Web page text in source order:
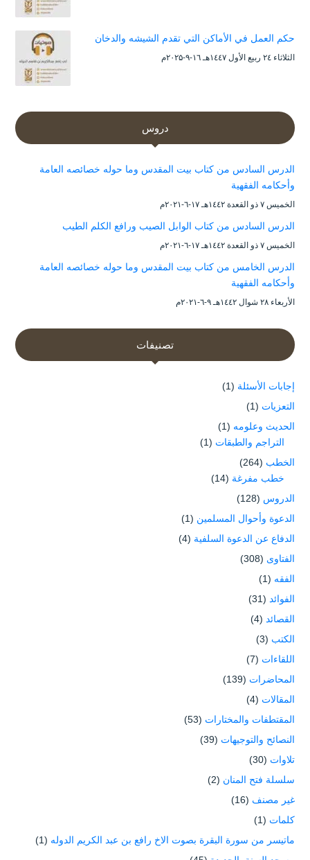
حكم العمل في الأماكن التي تقدم الشيشه والدخان
الثلاثاء ۲٤ ربيع الأول ۱٤٤۷هـ ۱٦-۹-۲۰۲۵م
دروس
الدرس السادس من كتاب بيت المقدس وما حوله خصائصه العامة
وأحكامه الفقهية
الخميس ۷ ذو القعدة ۱٤٤۲هـ ۱۷-٦-۲۰۲۱م
الدرس السادس من كتاب الوابل الصيب ورافع الكلم الطيب
الخميس ۷ ذو القعدة ۱٤٤۲هـ ۱۷-٦-۲۰۲۱م
الدرس الخامس من كتاب بيت المقدس وما حوله خصائصه العامة
وأحكامه الفقهية
الأربعاء ۲۸ شوال ۱٤٤۲هـ ۹-٦-۲۰۲۱م
تصنيفات
إجابات الأسئلة (1)
التعزيات (1)
الحديث وعلومه (1)
التراجم والطبقات (1)
الخطب (264)
خطب مفرغة (14)
الدروس (128)
الدعوة وأحوال المسلمين (1)
الدفاع عن الدعوة السلفية (4)
الفتاوى (308)
الفقه (1)
الفوائد (31)
القصائد (4)
الكتب (3)
اللقاءات (7)
المحاضرات (139)
المقالات (4)
المقتطفات والمختارات (53)
النصائح والتوجيهات (39)
تلاوات (30)
سلسلة فتح المنان (2)
غير مصنف (16)
كلمات (1)
ماتيسر من سورة البقرة بصوت الاخ رافع بن عبد الكريم الدوله (1)